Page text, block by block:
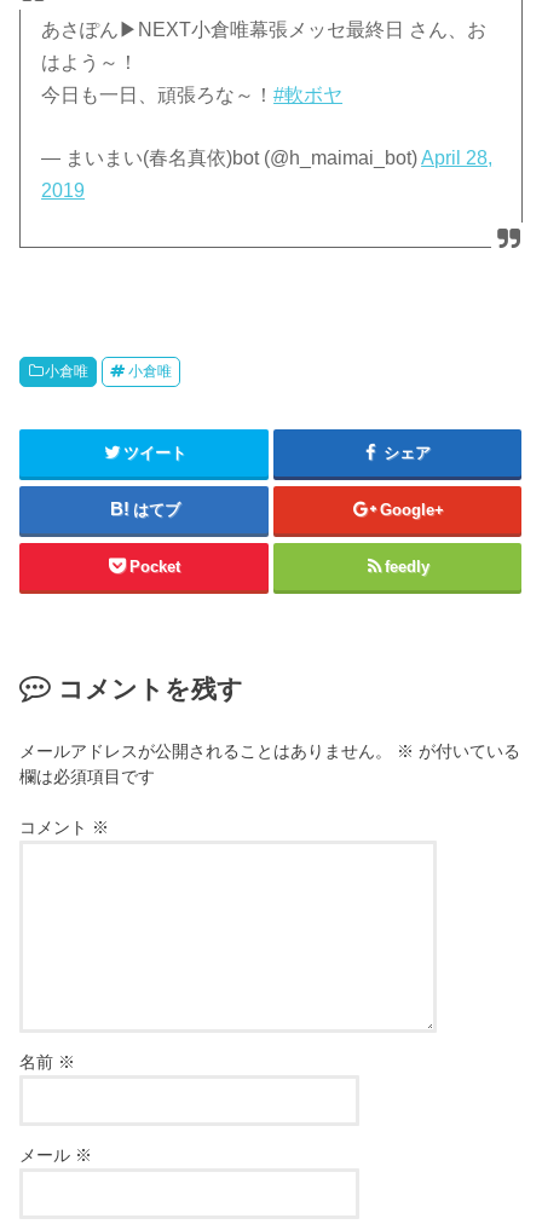
あさぽん▶NEXT小倉唯幕張メッセ最終日 さん、お
はよう～！
今日も一日、頑張ろな～！#軟ボヤ
— まいまい(春名真依)bot (@h_maimai_bot)April 28,
2019
小倉唯 小倉唯
ツイート シェア
はてブ Google+
Pocket feedly
コメントを残す
メールアドレスが公開されることはありません。 ※ が付いている
欄は必須項目です
コメント ※
名前 ※
メール ※